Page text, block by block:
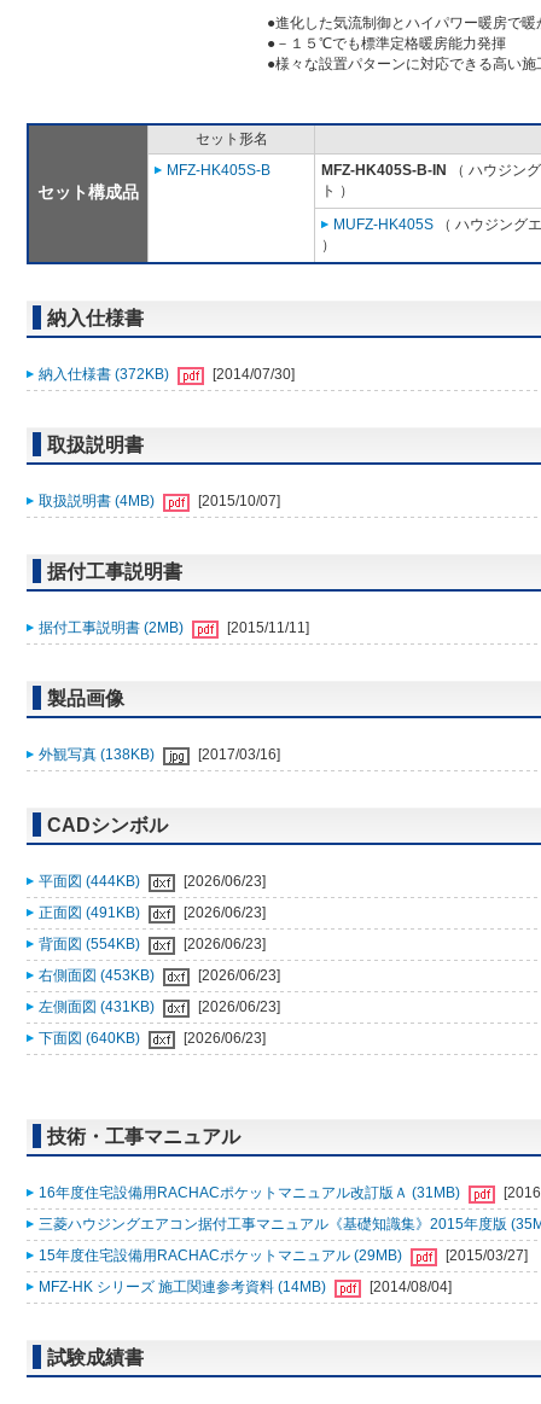
●進化した気流制御とハイパワー暖房で暖
●－１５℃でも標準定格暖房能力発揮
●様々な設置パターンに対応できる高い施
セット構成品
セット形名
MFZ-HK405S-B
MFZ-HK405S-B-IN
（ ハウジン
ト ）
MUFZ-HK405S （ ハウジング
）
納入仕様書
納入仕様書 (372KB) [2014/07/30]
取扱説明書
取扱説明書 (4MB) [2015/10/07]
据付工事説明書
据付工事説明書 (2MB) [2015/11/11]
製品画像
外観写真 (138KB) [2017/03/16]
CADシンボル
平面図 (444KB)
[2026/06/23]
正面図 (491KB)
[2026/06/23]
背面図 (554KB)
[2026/06/23]
右側面図 (453KB)
[2026/06/23]
左側面図 (431KB)
[2026/06/23]
下面図 (640KB)
[2026/06/23]
技術・工事マニュアル
16年度住宅設備用RACHACポケットマニュアル改訂版Ａ (31MB)
三菱ハウジングエアコン据付工事マニュアル《基礎知識集》2015年度版
15年度住宅設備用RACHACポケットマニュアル (29MB)
[2015/03/27]
MFZ-HK シリーズ 施工関連参考資料 (14MB)
[2014/08/04]
試験成績書